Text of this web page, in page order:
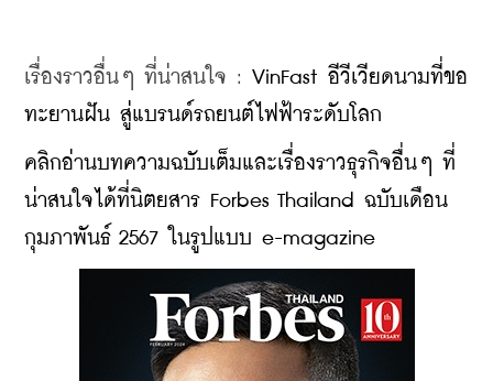
เรื่องราวอื่นๆ ที่น่าสนใจ : VinFast อีวีเวียดนามที่ขอ
ทะยานฝัน สู่แบรนด์รถยนต์ไฟฟ้าระดับโลก
คลิกอ่านบทความฉบับเต็มและเรื่องราวธุรกิจอื่นๆ ที่
น่าสนใจได้ที่นิตยสาร Forbes Thailand ฉบับเดือน
กุมภาพันธ์ 2567 ในรูปแบบ e-magazine